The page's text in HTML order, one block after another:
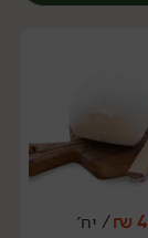
₪/ יח׳